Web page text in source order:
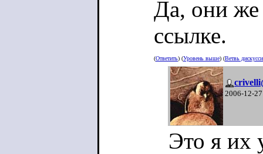
Да, они же
ссылке.
(Ответить) (Уровень выше) (Ветвь
2006-12-
Это я их